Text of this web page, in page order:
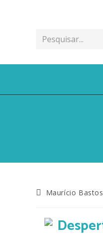
Pesquisar...
Maurício Bastos